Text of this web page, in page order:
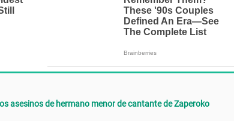
asesinos de hermano menor de cantante de Zaperoko